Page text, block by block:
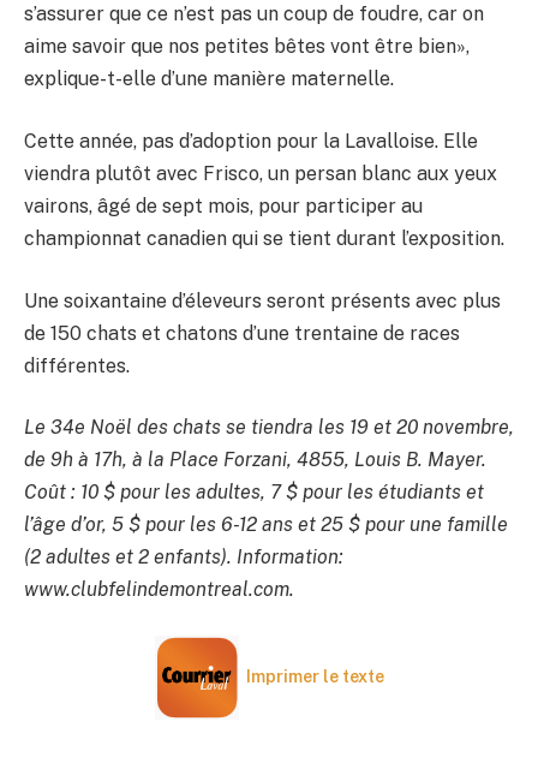
s’assurer que ce n’est pas un coup de foudre, car on
aime savoir que nos petites bêtes vont être bien»,
explique-t-elle d’une manière maternelle.
Cette année, pas d’adoption pour la Lavalloise. Elle
viendra plutôt avec Frisco, un persan blanc aux yeux
vairons, âgé de sept mois, pour participer au
championnat canadien qui se tient durant l’exposition.
Une soixantaine d’éleveurs seront présents avec plus
de 150 chats et chatons d’une trentaine de races
différentes.
Le 34e Noël des chats se tiendra les 19 et 20 novembre,
de 9h à 17h, à la Place Forzani, 4855, Louis B. Mayer.
Coût : 10 $ pour les adultes, 7 $ pour les étudiants et
l’âge d’or, 5 $ pour les 6-12 ans et 25 $ pour une famille
(2 adultes et 2 enfants). Information:
www.clubfelindemontreal.com.
Imprimer le texte